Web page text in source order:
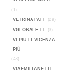
(1)
VETRINATV.IT
(29)
VGLOBALE.IT (3)
VI PIÙ.IT VICENZA
PIÙ
(48)
VIAEMILIANET.IT